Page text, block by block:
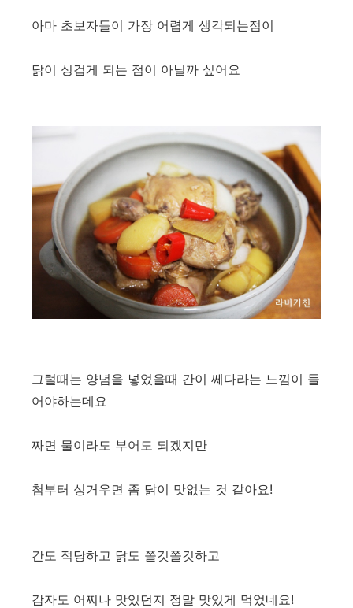
아마 초보자들이 가장 어렵게 생각되는점이
닭이 싱겁게 되는 점이 아닐까 싶어요
그럴때는 양념을 넣었을때 간이 쎄다라는 느낌이 들
어야하는데요
짜면 물이라도 부어도 되겠지만
첨부터 싱거우면 좀 닭이 맛없는 것 같아요!
간도 적당하고 닭도 쫄깃쫄깃하고
감자도 어찌나 맛있던지 정말 맛있게 먹었네요!